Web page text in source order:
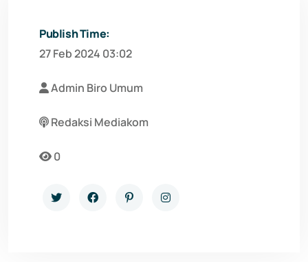
Publish Time:
27 Feb 2024 03:02
Admin Biro Umum
Redaksi Mediakom
0